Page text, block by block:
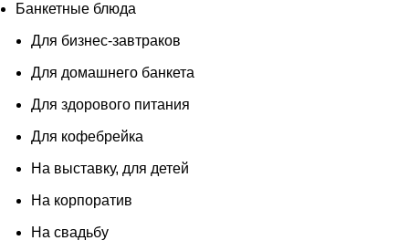
Банкетные блюда
Для бизнес-завтраков
Для домашнего банкета
Для здорового питания
Для кофебрейка
На выставку, для детей
На корпоратив
На свадьбу